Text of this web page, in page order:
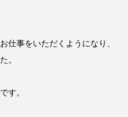
仕事をいただくようになり、
。
す。